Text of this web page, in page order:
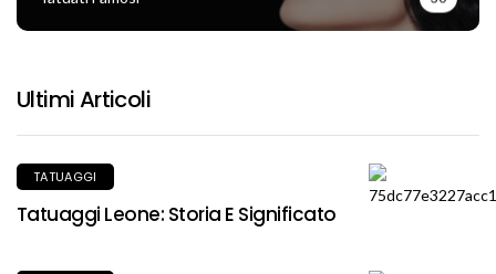
Ultimi Articoli
TATUAGGI
Tatuaggi Leone: Storia E Significato